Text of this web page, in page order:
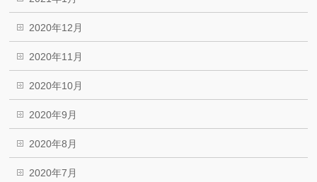
2020年12月
2020年11月
2020年10月
2020年9月
2020年8月
2020年7月